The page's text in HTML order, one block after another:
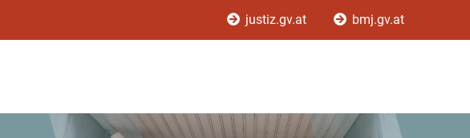
justiz.gv.at bmj.gv.at